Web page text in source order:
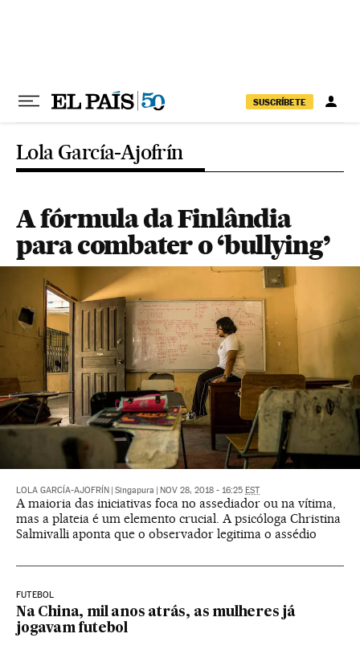
SUSCRÍBETE
Lola García-Ajofrín
A fórmula da Finlândia
para combater o ‘bullying’
LOLA GARCÍA-AJOFRÍN Singapura NOV 28, 2018 - 16:25 EST
A maioria das iniciativas foca no assediador ou na vítima,
mas a plateia é um elemento crucial. A psicóloga Christina
Salmivalli aponta que o observador legitima o assédio
FUTEBOL
Na China, mil anos atrás, as mulheres já
jogavam futebol